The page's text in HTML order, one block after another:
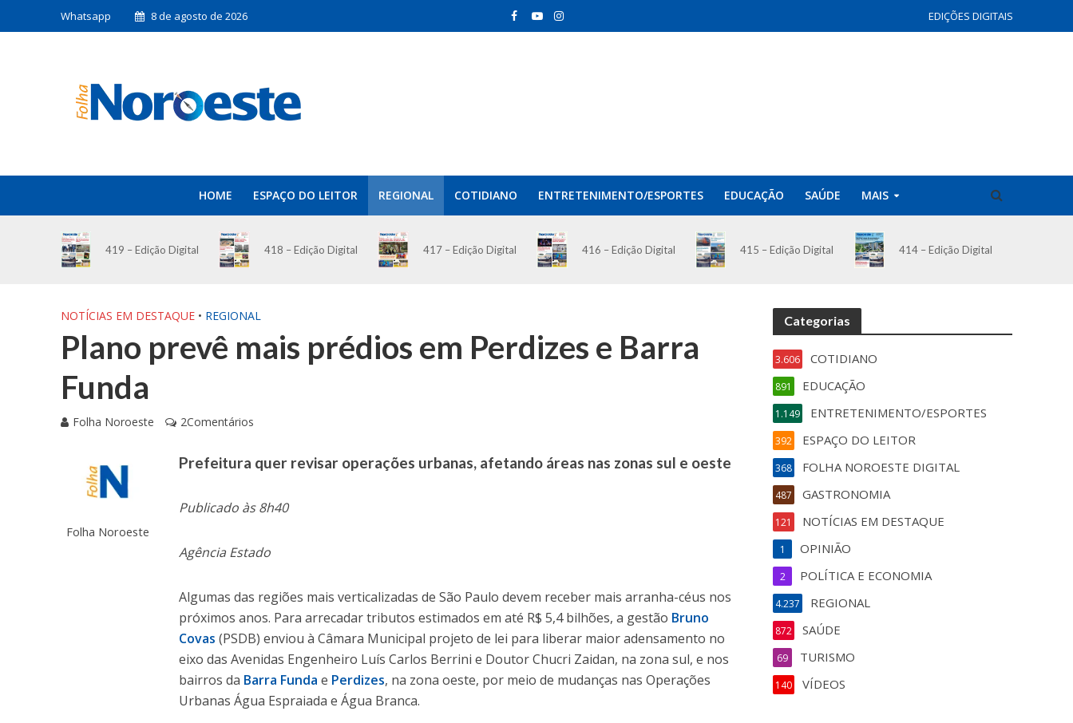
Whatsapp 8 de agosto de 2026 EDIÇÕES DIGITAIS
HOME ESPAÇO DO LEITOR REGIONAL COTIDIANO ENTRETENIMENTO/ESPORTES EDUCAÇÃO SAÚDE MAIS
419 – Edição Digital 418 – Edição Digital 417 – Edição Digital 416 – Edição Digital 415 – Edição Digital 414 – Edição Digital
NOTÍCIAS EM DESTAQUE • REGIONAL
Plano prevê mais prédios em Perdizes e Barra
Funda
Folha Noroeste 2Comentários
Folha Noroeste
Prefeitura quer revisar operações urbanas, afetando áreas nas zonas sul e oeste
Publicado às 8h40
Agência Estado
Algumas das regiões mais verticalizadas de São Paulo devem receber mais arranha-céus nos
próximos anos. Para arrecadar tributos estimados em até R$ 5,4 bilhões, a gestão Bruno
Covas (PSDB) enviou à Câmara Municipal projeto de lei para liberar maior adensamento no
eixo das Avenidas Engenheiro Luís Carlos Berrini e Doutor Chucri Zaidan, na zona sul, e nos
bairros da Barra Funda e Perdizes, na zona oeste, por meio de mudanças nas Operações
Urbanas Água Espraiada e Água Branca.
Categorias
COTIDIANO
3.606
EDUCAÇÃO
891
ENTRETENIMENTO/ESPORTES
1.149
ESPAÇO DO LEITOR
392
FOLHA NOROESTE DIGITAL
368
GASTRONOMIA
487
NOTÍCIAS EM DESTAQUE
121
OPINIÃO
1
POLÍTICA E ECONOMIA
2
REGIONAL
4.237
SAÚDE
872
TURISMO
69
VÍDEOS
140